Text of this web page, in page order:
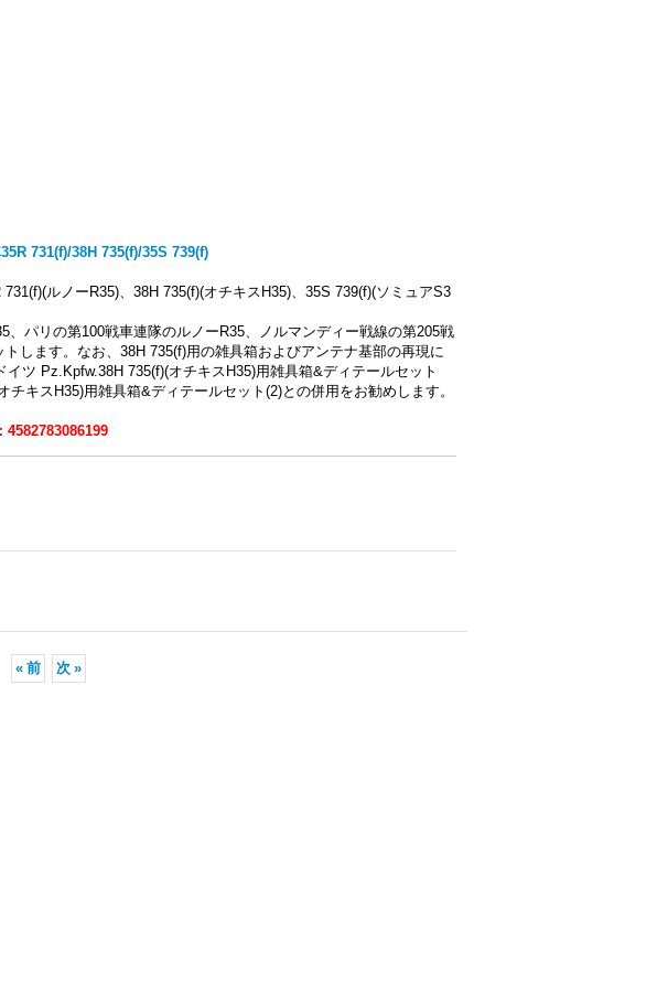
731(f)/38H 735(f)/35S 739(f)
ルノーR35)、38H 735(f)(オチキスH35)、35S 739(f)(ソミュアS3
パリの第100戦車連隊のルノーR35、ノルマンディー戦線の第205戦
します。なお、38H 735(f)用の雑具箱およびアンテナ基部の再現に
ツ Pz.Kpfw.38H 735(f)(オチキスH35)用雑具箱&ディテールセット
キスH35)用雑具箱&ディテールセット(2)との併用をお勧めします。
« 前 次 »